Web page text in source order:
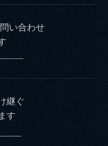
い合わせ
継ぐ
す